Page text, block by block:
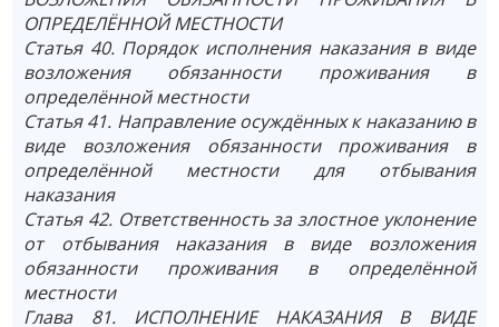
ОПРЕДЕЛЁННОЙ МЕСТНОСТИ
Статья 40. Порядок исполнения наказания в виде
возложения обязанности проживания в
определённой местности
Статья 41. Направление осуждённых к наказанию в
виде возложения обязанности проживания в
определённой местности для отбывания
наказания
Статья 42. Ответственность за злостное уклонение
от отбывания наказания в виде возложения
обязанности проживания в определённой
местности
Глава 81. ИСПОЛНЕНИЕ НАКАЗАНИЯ В ВИДЕ